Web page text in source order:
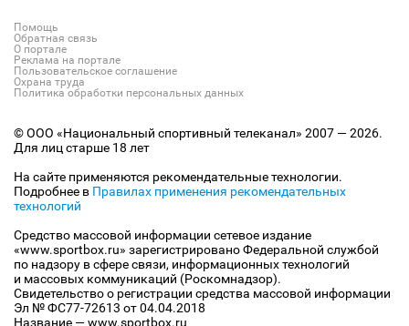
Помощь
Обратная связь
О портале
Реклама на портале
Пользовательское соглашение
Охрана труда
Политика обработки персональных данных
© ООО «Национальный спортивный телеканал» 2007 — 2026.
Для лиц старше 18 лет
На сайте применяются рекомендательные технологии.
Подробнее в Правилах применения рекомендательных
технологий
Средство массовой информации сетевое издание
«www.sportbox.ru» зарегистрировано Федеральной службой
по надзору в сфере связи, информационных технологий
и массовых коммуникаций (Роскомнадзор).
Свидетельство о регистрации средства массовой информации
Эл № ФС77-72613 от 04.04.2018
Название — www.sportbox.ru